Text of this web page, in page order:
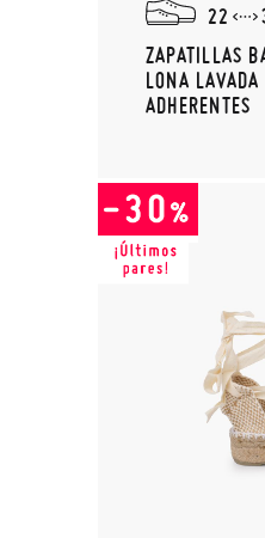
22
ZAPATILLAS
LONA
ADHERENTES